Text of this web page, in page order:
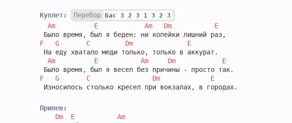
Куплет: Перебор Бас 3 2 3 1 3 2 3
Am E Am Dm
E
F
G C Dm
E
На еду хватало меди только, только в аккурат.
Am
E Am Dm
E
F
G C Dm
E
Износилось столько кресел при вокзалах, в городах.
Припев:
Dm
E
Am